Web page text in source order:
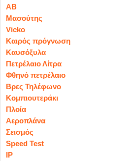
ΑΒ
Μασούτης
Vicko
Καιρός πρόγνωση
Καυσόξυλα
Πετρέλαιο Λίτρα
Φθηνό πετρέλαιο
Βρες Τηλέφωνο
Κομπιουτεράκι
Πλοία
Αεροπλάνα
Σεισμός
Speed Test
IP